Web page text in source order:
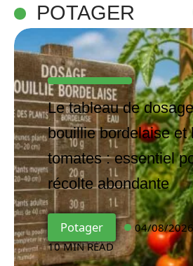
POTAGER
Le tableau de
bouillie bordelaise et
tomates : essentiel
récolte abondante
Potager
04/08/2026
10 MIN READ